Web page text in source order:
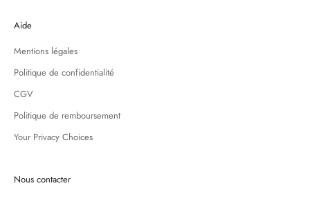
Aide
Mentions légales
Politique de confidentialité
CGV
Politique de remboursement
Your Privacy Choices
Nous contacter